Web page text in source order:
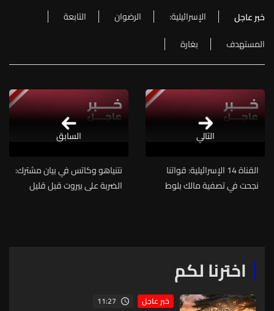
خبر عاجل الإسرائيلية: الرضوان
التابعة
المستهدف
بغارة
التالي
القناة 14 الإسرائيلية: قواتنا
نجحت في تصفية مالك بلوط
نتنياهو وكاتس في بيان مشترك:
الضربة على بيروت قبل قليل
السابق
اخترنا لكم
خبر عاجل 11:27